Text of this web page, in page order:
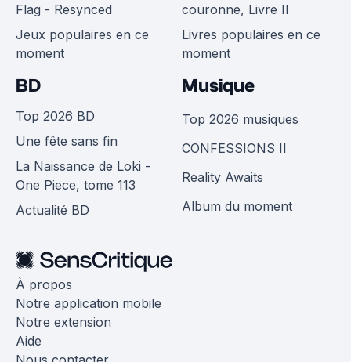
Flag - Resynced
Jeux populaires en ce
moment
couronne, Livre II
Livres populaires en ce
moment
BD
Top 2026 BD
Une fête sans fin
La Naissance de Loki -
One Piece, tome 113
Actualité BD
Musique
Top 2026 musiques
CONFESSIONS II
Reality Awaits
Album du moment
À propos
Notre application mobile
Notre extension
Aide